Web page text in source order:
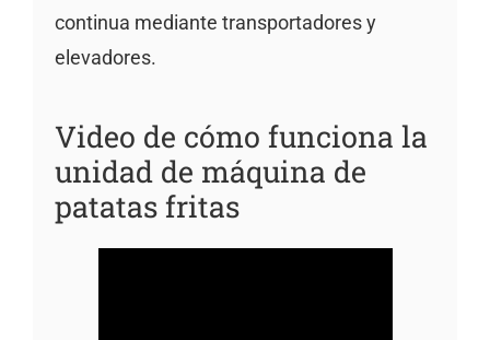
continua mediante transportadores y
elevadores.
Video de cómo funciona la
unidad de máquina de
patatas fritas